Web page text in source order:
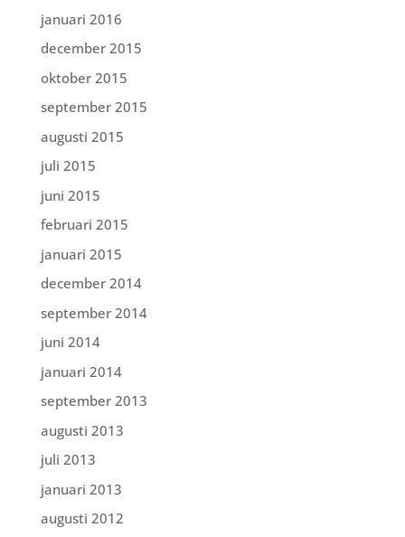
januari 2016
december 2015
oktober 2015
september 2015
augusti 2015
juli 2015
juni 2015
februari 2015
januari 2015
december 2014
september 2014
juni 2014
januari 2014
september 2013
augusti 2013
juli 2013
januari 2013
augusti 2012